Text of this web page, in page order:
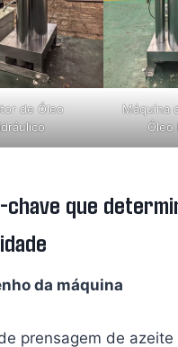
de Óleo
Máquina
Óleo
que
da máquina
prensagem de azeite